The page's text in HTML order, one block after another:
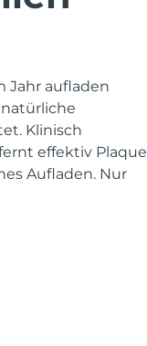
Jahr aufladen
Klinisch
effektiv Plaque
Aufladen. Nur